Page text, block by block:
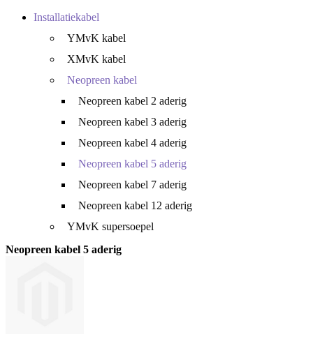
Installatiekabel
YMvK kabel
XMvK kabel
Neopreen kabel
Neopreen kabel 2 aderig
Neopreen kabel 3 aderig
Neopreen kabel 4 aderig
Neopreen kabel 5 aderig
Neopreen kabel 7 aderig
Neopreen kabel 12 aderig
YMvK supersoepel
Neopreen kabel 5 aderig